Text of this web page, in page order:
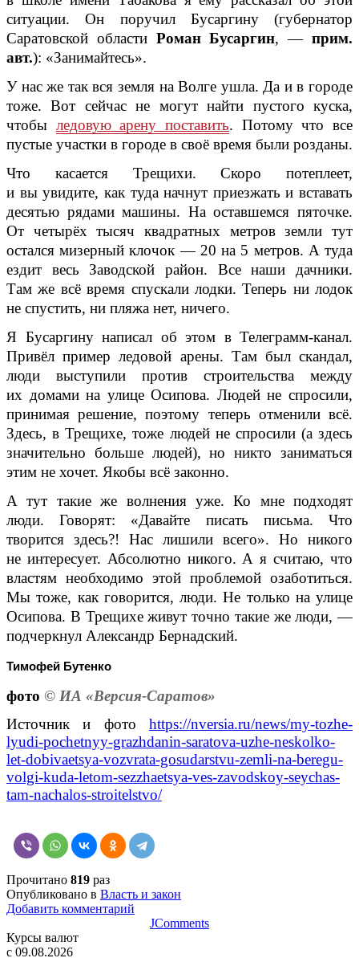
ситуации. Он поручил Бусаргину (губернатор
Саратовской области Роман Бусаргин, —прим.
авт.): «Занимайтесь».
У нас же так вся земля на Волге ушла. Да и в городе
тоже. Вот сейчас не могут найти пустого куска,
чтобы ледовую арену поставить. Потому что все
пустые участки в городе в своё время были розданы.
Что касается Трещихи. Скоро потеплеет,
и вы увидите, как туда начнут приезжать и вставать
десятью рядами машины. На оставшемся пяточке.
От четырёх тысяч квадратных метров земли тут
остался мизерный клочок — 20 на 5 метров. А туда
ездит весь Заводской район. Все наши дачники.
Там же всё время спускали лодки. Теперь ни лодок
не спустить, ни пляжа нет, ничего.
Я Бусаргину написал об этом в Телеграмм-канал.
Привёл пример ледовой арены. Там был скандал,
люди выступили против строительства между
их домами на улице Осипова. Людей не спросили,
принимая решение, поэтому теперь отменили всё.
Здесь, в Трещихе, тоже людей не спросили (а здесь
значительно больше людей), но никто заниматься
этим не хочет. Якобы всё законно.
А тут такие же волнения уже. Ко мне подходят
люди. Говорят: «Давайте писать письма. Что
творится здесь?! Нас лишили всего». Но никого
не интересует. Абсолютно никого. А я считаю, что
властям необходимо этой проблемой озаботиться.
Мы тоже, как говорится, люди. Не только на улице
Осипова. В Трещихе живут точно такие же люди, —
подчеркнул Александр Бернадский.
Тимофей Бутенко
фото © ИА «Версия-Саратов»
Источник и фото https://nversia.ru/news/my-tozhe-
lyudi-pochetnyy-grazhdanin-saratova-uzhe-neskolko-
let-dobivaetsya-vozvrata-gosudarstvu-zemli-na-beregu-
volgi-kuda-letom-sezzhaetsya-ves-zavodskoy-seychas-
tam-nachalos-stroitelstvo/
Прочитано 819 раз
Опубликовано в Власть и закон
Добавить комментарий
JComments
Курсы валют
c 09.08.2026